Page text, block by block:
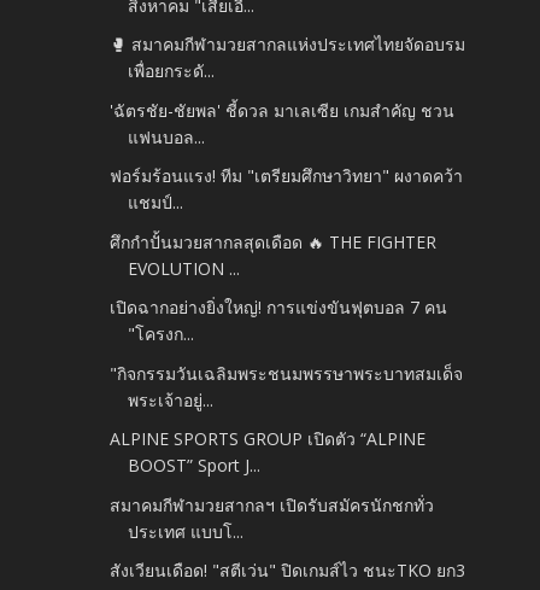
สิงหาคม "เสี่ยเอี๊...
🥊 สมาคมกีฬามวยสากลแห่งประเทศไทยจัดอบรม
เพื่อยกระดั...
'ฉัตรชัย-ชัยพล' ชี้ดวล มาเลเซีย เกมสำคัญ ชวน
แฟนบอล...
ฟอร์มร้อนแรง! ทีม "เตรียมศึกษาวิทยา" ผงาดคว้า
แชมป์...
ศึกกำปั้นมวยสากลสุดเดือด 🔥 THE FIGHTER
EVOLUTION ...
เปิดฉากอย่างยิ่งใหญ่! การแข่งขันฟุตบอล 7 คน
"โครงก...
"กิจกรรมวันเฉลิมพระชนมพรรษาพระบาทสมเด็จ
พระเจ้าอยู่...
ALPINE SPORTS GROUP เปิดตัว “ALPINE
BOOST” Sport J...
สมาคมกีฬามวยสากลฯ เปิดรับสมัครนักชกทั่ว
ประเทศ แบบโ...
สังเวียนเดือด! "สตีเว่น" ปิดเกมส์ไว ชนะTKO ยก3